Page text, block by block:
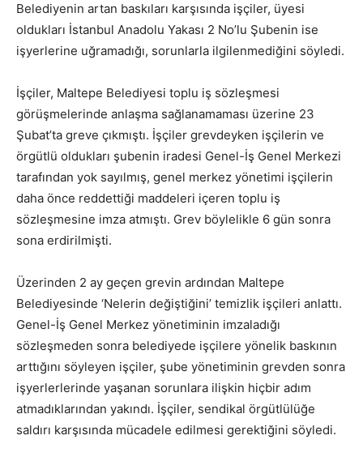
Belediyenin artan baskıları karşısında işçiler, üyesi
oldukları İstanbul Anadolu Yakası 2 No’lu Şubenin ise
işyerlerine uğramadığı, sorunlarla ilgilenmediğini söyledi.
İşçiler, Maltepe Belediyesi toplu iş sözleşmesi
görüşmelerinde anlaşma sağlanamaması üzerine 23
Şubat’ta greve çıkmıştı. İşçiler grevdeyken işçilerin ve
örgütlü oldukları şubenin iradesi Genel-İş Genel Merkezi
tarafından yok sayılmış, genel merkez yönetimi işçilerin
daha önce reddettiği maddeleri içeren toplu iş
sözleşmesine imza atmıştı. Grev böylelikle 6 gün sonra
sona erdirilmişti.
Üzerinden 2 ay geçen grevin ardından Maltepe
Belediyesinde ‘Nelerin değiştiğini’ temizlik işçileri anlattı.
Genel-İş Genel Merkez yönetiminin imzaladığı
sözleşmeden sonra belediyede işçilere yönelik baskının
arttığını söyleyen işçiler, şube yönetiminin grevden sonra
işyerlerlerinde yaşanan sorunlara ilişkin hiçbir adım
atmadıklarından yakındı. İşçiler, sendikal örgütlülüğe
saldırı karşısında mücadele edilmesi gerektiğini söyledi.